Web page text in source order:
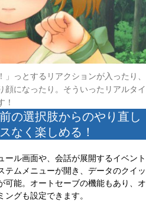
っとするリアクションが入ったり、
顔になったり。そういったリアルタイ
！
の選択肢からのやり直し
なく楽しめる！
ル画面や、会話が展開するイベント
テムメニューが開き、データのクイッ
可能。オートセーブの機能もあり、オ
グも設定できます。